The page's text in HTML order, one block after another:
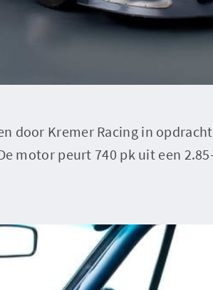
door Kremer Racing in
motor peurt 740 pk uit een